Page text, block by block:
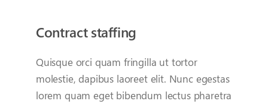
Contract staffing
Quisque orci quam fringilla ut tortor
molestie, dapibus laoreet elit. Nunc egestas
lorem quam eget bibendum lectus pharetra